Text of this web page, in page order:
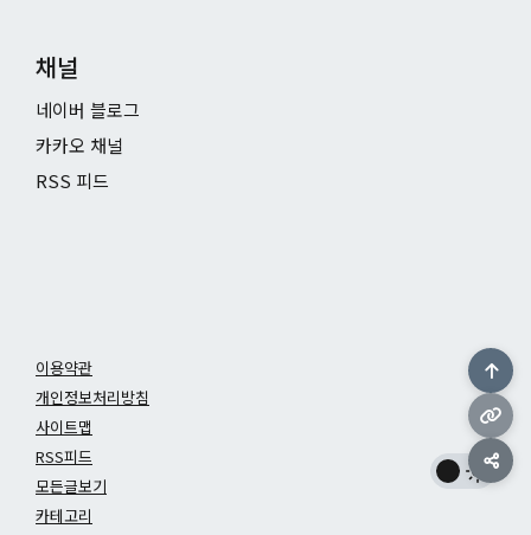
채널
네이버 블로그
카카오 채널
RSS 피드
이용약관
개인정보처리방침
사이트맵
RSS피드
모든글보기
카테고리